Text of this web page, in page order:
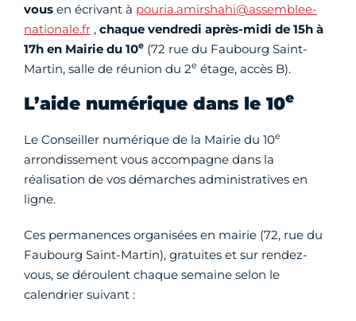
vous en écrivant à pouria.amirshahi@assemblee-
nationale.fr , chaque vendredi après-midi de 15h à
17h en Mairie du 10e (72 rue du Faubourg Saint-
Martin, salle de réunion du 2e étage, accès B).
L’aide numérique dans le 10e
Le Conseiller numérique de la Mairie du 10e
arrondissement vous accompagne dans la
réalisation de vos démarches administratives en
ligne.
Ces permanences organisées en mairie (72, rue du
Faubourg Saint-Martin), gratuites et sur rendez-
vous, se déroulent chaque semaine selon le
calendrier suivant :